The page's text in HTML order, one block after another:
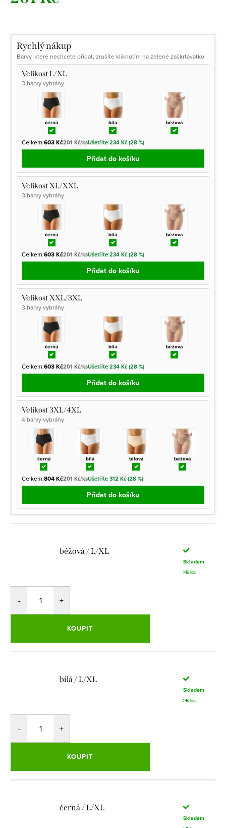
Rychlý nákup
Barvy, které nechcete přidat, zrušíte kliknutím na zelené zaškrtávátko.
Velikost L/XL
3 barvy vybrány
černá bílá béžová
Celkem:603 Kč201 Kč/ksUšetříte 234 Kč (28 %)
Přidat do košíku
Velikost XL/XXL
3 barvy vybrány
černá bílá béžová
Celkem:603 Kč201 Kč/ksUšetříte 234 Kč (28 %)
Přidat do košíku
Velikost XXL/3XL
3 barvy vybrány
černá bílá béžová
Celkem:603 Kč201 Kč/ksUšetříte 234 Kč (28 %)
Přidat do košíku
Velikost 3XL/4XL
4 barvy vybrány
černá bílá tělová béžová
Celkem:804 Kč201 Kč/ksUšetříte 312 Kč (28 %)
Přidat do košíku
béžová / L/XL
Skladem
>5 ks
KOUPIT
bílá / L/XL
Skladem
>5 ks
KOUPIT
černá / L/XL
Skladem